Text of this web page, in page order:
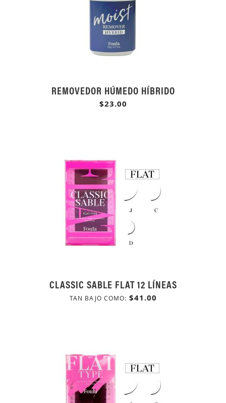
REMOVEDOR HÚMEDO HÍBRIDO
$23.00
CLASSIC SABLE FLAT 12 LÍNEAS
TAN BAJO COMO $41.00